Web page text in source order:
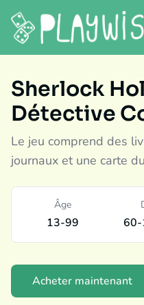
Sherlock
Détective
Le jeu comprend des
journaux et une carte
Âge
13-99
Acheter maintenant